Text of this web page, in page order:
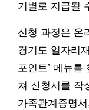
기별로 지급될
신청 과정은 온
경기도 일자리
포인트’ 메뉴를
쳐 신청서를 작
가족관계증명